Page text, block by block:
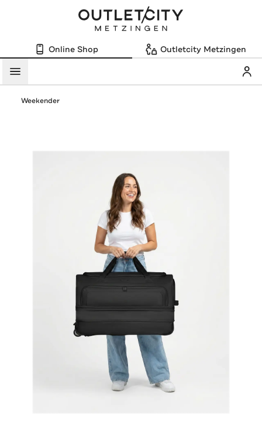
Online Shop Outletcity Metzingen
Menü
Weekender